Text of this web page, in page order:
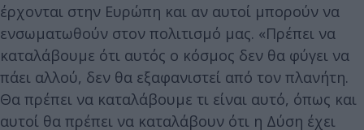
έρχονται στην Ευρώπη και αν αυτοί μπορούν να
ενσωματωθούν στον πολιτισμό μας. «Πρέπει να
καταλάβουμε ότι αυτός ο κόσμος δεν θα φύγει να
πάει αλλού, δεν θα εξαφανιστεί από τον πλανήτη.
Θα πρέπει να καταλάβουμε τι είναι αυτό, όπως και
αυτοί θα πρέπει να καταλάβουν ότι η Δύση έχει